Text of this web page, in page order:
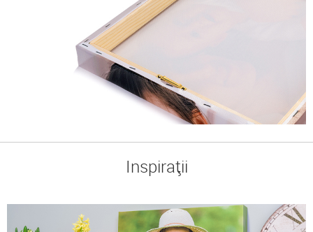
Inspirații